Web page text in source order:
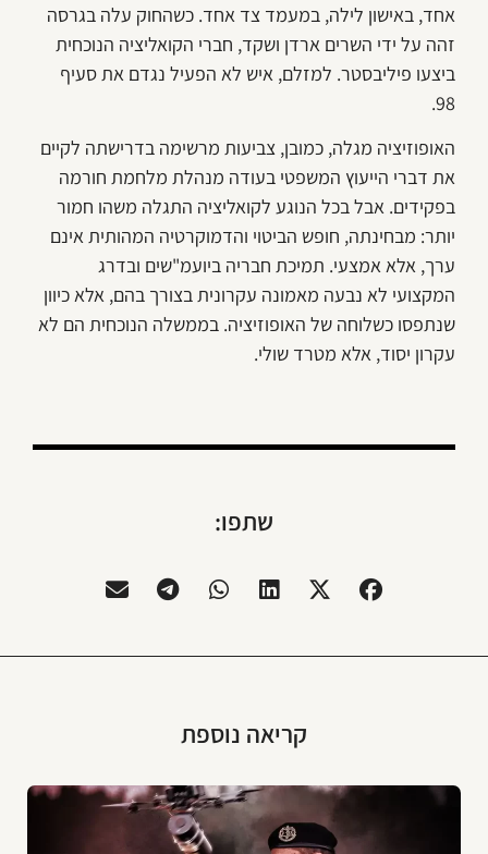
אחד, באישון לילה, במעמד צד אחד. כשהחוק עלה בגרסה
זהה על ידי השרים ארדן ושקד, חברי הקואליציה הנוכחית
ביצעו פיליבסטר. למזלם, איש לא הפעיל נגדם את סעיף
98.
האופוזיציה מגלה, כמובן, צביעות מרשימה בדרישתה לקיים
את דברי הייעוץ המשפטי בעודה מנהלת מלחמת חורמה
בפקידים. אבל בכל הנוגע לקואליציה התגלה משהו חמור
יותר: מבחינתה, חופש הביטוי והדמוקרטיה המהותית אינם
ערך, אלא אמצעי. תמיכת חבריה ביועמ"שים ובדרג
המקצועי לא נבעה מאמונה עקרונית בצורך בהם, אלא כיוון
שנתפסו כשלוחה של האופוזיציה. בממשלה הנוכחית הם לא
עקרון יסוד, אלא מטרד שולי.
שתפו:
קריאה נוספת